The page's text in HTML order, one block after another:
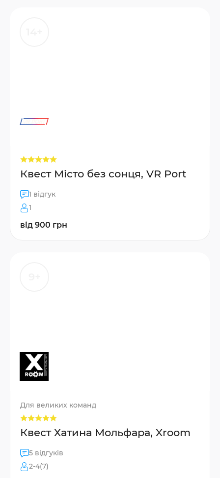
Квест Місто без сонця, VR Port
1 відгук
1
від 900 грн
Для великих команд
Квест Хатина Мольфара, Xroom
5 відгуків
2-4(7)